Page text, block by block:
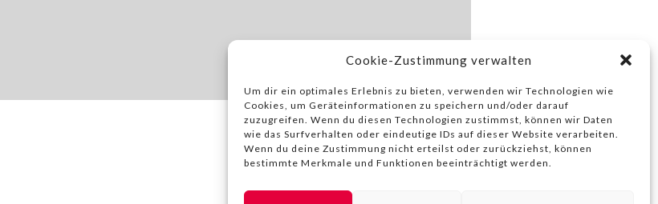
Cookie-Zustimmung verwalten
Um dir ein optimales Erlebnis zu bieten, verwenden wir Technologien wie
Cookies, um Geräteinformationen zu speichern und/oder darauf
zuzugreifen. Wenn du diesen Technologien zustimmst, können wir Daten
wie das Surfverhalten oder eindeutige IDs auf dieser Website verarbeiten.
Wenn du deine Zustimmung nicht erteilst oder zurückziehst, können
bestimmte Merkmale und Funktionen beeinträchtigt werden.